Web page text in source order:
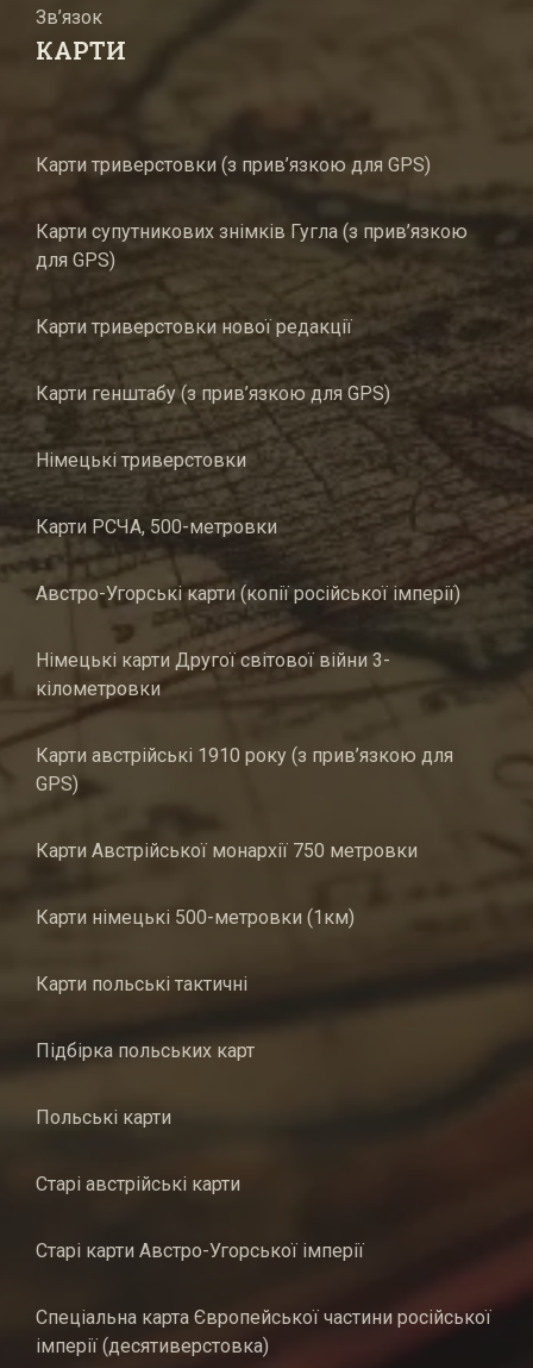
Зв’язок
КАРТИ
Карти триверстовки (з прив’язкою для GPS)
Карти супутникових знімків Гугла (з прив’язкою
для GPS)
Карти триверстовки нової редакції
Карти генштабу (з прив’язкою для GPS)
Німецькі триверстовки
Карти РСЧА, 500-метровки
Австро-Угорські карти (копії російської імперії)
Німецькі карти Другої світової війни 3-
кілометровки
Карти австрійські 1910 року (з прив’язкою для
GPS)
Карти Австрійської монархії 750 метровки
Карти німецькі 500-метровки (1км)
Карти польські тактичні
Підбірка польських карт
Польські карти
Старі австрійські карти
Старі карти Австро-Угорської імперії
Спеціальна карта Європейської частини російської
імперії (десятиверстовка)